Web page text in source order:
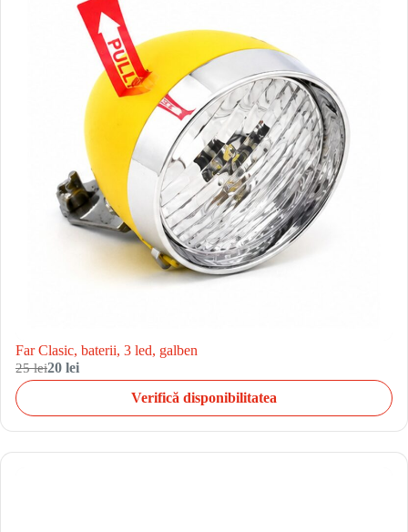
Far Clasic, baterii, 3 led, galben
25 lei20 lei
Verifică disponibilitatea